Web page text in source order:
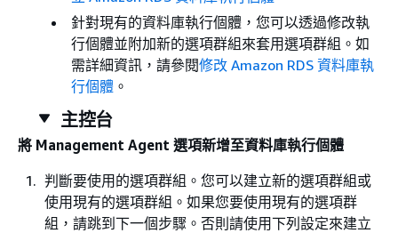
針對現有的資料庫執行個體，您可以透過修改執
行個體並附加新的選項群組來套用選項群組。如
需詳細資訊，請參閱修改 Amazon RDS 資料庫執
行個體 。
主控台
將 Management Agent 選項新增至資料庫執行個體
判斷要使用的選項群組。您可以建立新的選項群組或
使用現有的選項群組。如果您要使用現有的選項群
組，請跳到下一個步驟。否則請使用下列設定來建立